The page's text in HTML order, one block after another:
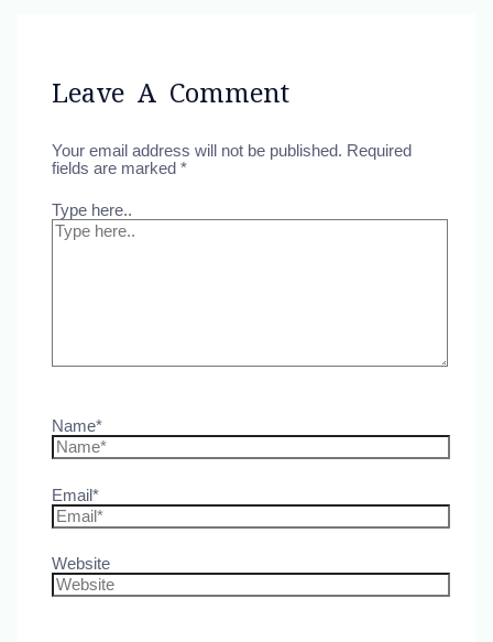
Leave A Comment
Your email address will not be published. Required
fields are marked*
Type here..
Name*
Email*
Website